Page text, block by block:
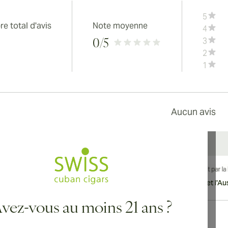
total d'avis Note moyenne
0/5
5
4
3
2
1
Aucun avis
vous au moins 21 ans ?
internationale disponible vers le Canada, le Royaume-Uni et